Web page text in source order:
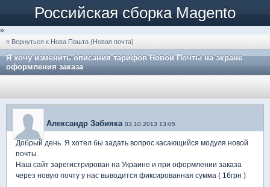
Российская сборка Magento
»
« Вернуться к Нова Пошта (Новая почта)
Я хочу изменить описания тарифов Новой Почты на экране
оформления заказа
Александр Забияка 03.10.2013 13:05
Добрый день. Я хотел бы задать вопрос касающийся модуля новой
почты.
Наш сайт зарегистрирован на Украине и при оформлении заказа
через новую почту у нас выводится фиксированная сумма ( 16грн )